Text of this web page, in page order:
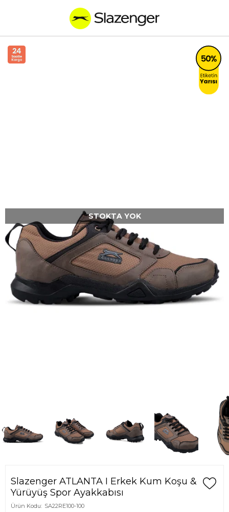
STOKTA YOK
Slazenger ATLANTA I Erkek Kum Koşu &
Yürüyüş Spor Ayakkabısı
Ürün Kodu: SA22RE100-100